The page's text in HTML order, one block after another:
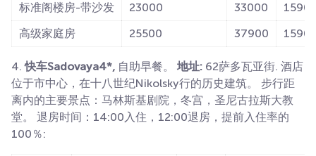
标准阁楼房-带沙发
23000 33000
高级家庭房
25500 37900
4.快车Sadovaya4*, 自助早餐。 地址: 62萨多瓦亚街. 酒店
位于市中心，在十八世纪Nikolsky行的历史建筑。 步行距
离内的主要景点：马林斯基剧院，冬宫，圣尼古拉斯大教
堂。 退房时间：14:00入住，12:00退房，提前入住率的
100％: